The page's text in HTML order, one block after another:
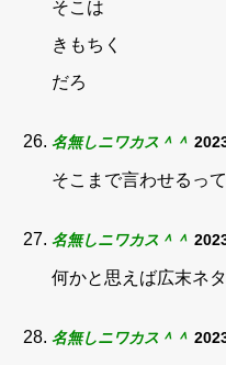
そこは
きもちく
だろ
名無しニワカス＾＾
そこまで言わせるっ
名無しニワカス＾＾
何かと思えば広末ネ
名無しニワカス＾＾